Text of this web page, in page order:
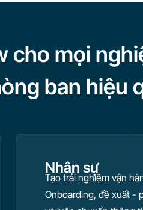
cho mọi
ban hiệu
Nhân sự
Tạo trải nghiệm vận
Onboarding, đề xuất -